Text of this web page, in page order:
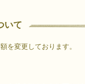
いて
を変更しております。